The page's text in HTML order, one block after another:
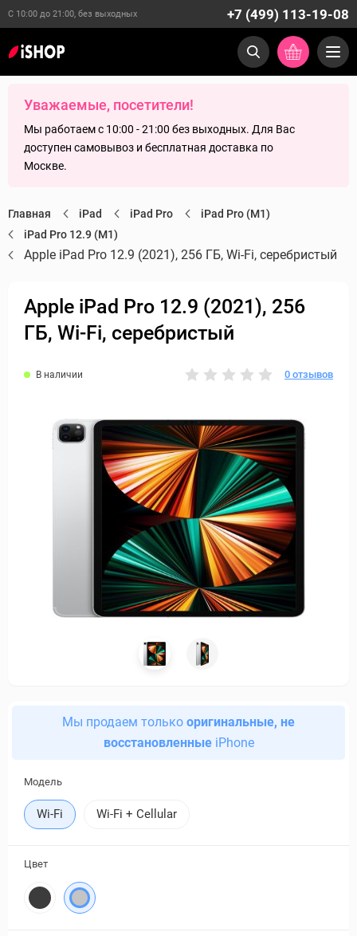
С 10:00 до 21:00, без выходных +7 (499) 113-19-08
Уважаемые, посетители!
Мы работаем с 10:00 - 21:00 без выходных. Для Вас
доступен самовывоз и бесплатная доставка по
Москве.
Главная iPad iPad Pro
iPad Pro (M1)
iPad Pro 12.9 (M1)
Apple iPad Pro 12.9 (2021), 256 ГБ, Wi-Fi, серебристый
Apple iPad Pro 12.9 (2021), 256
ГБ, Wi-Fi, серебристый
В наличии 0 отзывов
Мы продаем только оригинальные, не
восстановленныеiPhone
Модель
Wi-Fi Wi-Fi + Cellular
Цвет